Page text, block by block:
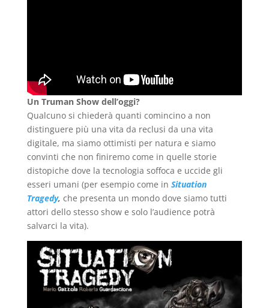
Un Truman Show dell’oggi?
Qualcuno si chiederà quanti comincino a non
distinguere più una vita da reclusi da una vita
digitale, ma siamo ottimisti per natura e siamo
convinti che non finiremo come in quelle storie
distopiche dove la tecnologia soffoca e uccide gli
esseri umani (per esempio come in Situation
Tragedy, che presenta un mondo dove siamo tutti
attori dello stesso show e solo l’audience potrà
salvarci la vita).